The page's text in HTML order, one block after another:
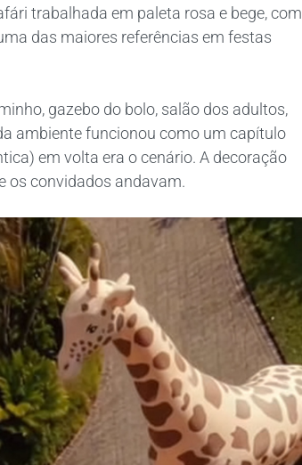
trabalhada em paleta rosa e bege, com
das maiores referências em festas
gazebo do bolo, salão dos adultos,
ambiente funcionou como um capítulo
em volta era o cenário. A decoração
os convidados andavam.